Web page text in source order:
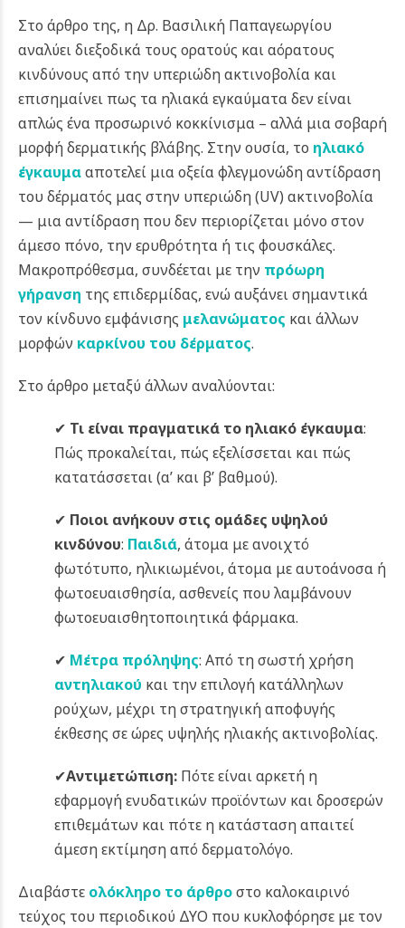
Στο άρθρο της, η Δρ. Βασιλική Παπαγεωργίου
αναλύει διεξοδικά τους ορατούς και αόρατους
κινδύνους από την υπεριώδη ακτινοβολία και
επισημαίνει πως τα ηλιακά εγκαύματα δεν είναι
απλώς ένα προσωρινό κοκκίνισμα – αλλά μια σοβαρή
μορφή δερματικής βλάβης. Στην ουσία, το ηλιακό
έγκαυμααποτελεί μια οξεία φλεγμονώδη αντίδραση
του δέρματός μας στην υπεριώδη (UV) ακτινοβολία
— μια αντίδραση που δεν περιορίζεται μόνο στον
άμεσο πόνο, την ερυθρότητα ή τις φουσκάλες.
Μακροπρόθεσμα, συνδέεται με την πρόωρη
γήρανση της επιδερμίδας, ενώ αυξάνει σημαντικά
τον κίνδυνο εμφάνισης μελανώματος και άλλων
μορφών καρκίνου του δέρματος.
Στο άρθρο μεταξύ άλλων αναλύονται:
✔ Τι είναι πραγματικά το ηλιακό έγκαυμα:
Πώς προκαλείται, πώς εξελίσσεται και πώς
κατατάσσεται (α’ και β’ βαθμού).
✔ Ποιοι ανήκουν στις ομάδες υψηλού
κινδύνου: Παιδιά, άτομα με ανοιχτό
φωτότυπο, ηλικιωμένοι, άτομα με αυτοάνοσα ή
φωτοευαισθησία, ασθενείς που λαμβάνουν
φωτοευαισθητοποιητικά φάρμακα.
✔ Μέτρα πρόληψης: Από τη σωστή χρήση
αντηλιακού και την επιλογή κατάλληλων
ρούχων, μέχρι τη στρατηγική αποφυγής
έκθεσης σε ώρες υψηλής ηλιακής ακτινοβολίας.
✔Αντιμετώπιση: Πότε είναι αρκετή η
εφαρμογή ενυδατικών προϊόντων και δροσερών
επιθεμάτων και πότε η κατάσταση απαιτεί
άμεση εκτίμηση από δερματολόγο.
Διαβάστε ολόκληρο το άρθροστο καλοκαιρινό
τεύχος του περιοδικού ΔΥΟ που κυκλοφόρησε με τον